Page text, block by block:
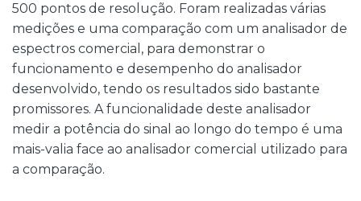
500 pontos de resolução. Foram realizadas várias
medições e uma comparação com um analisador de
espectros comercial, para demonstrar o
funcionamento e desempenho do analisador
desenvolvido, tendo os resultados sido bastante
promissores. A funcionalidade deste analisador
medir a potência do sinal ao longo do tempo é uma
mais-valia face ao analisador comercial utilizado para
a comparação.